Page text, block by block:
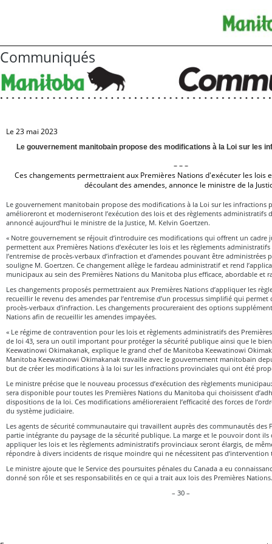
Communiqués
Le 23 mai 2023
Le gouvernement manitobain propose des modifications à la Loi sur les
– – –
Ces changements permettraient aux Premières Nations d'exécuter les lois
découlant des amendes, annonce le ministre de la
Le gouvernement manitobain propose des modifications à la Loi sur les infractions
amélioreront et moderniseront l’exécution des lois et des règlements administratifs
annoncé aujourd’hui le ministre de la Justice, M. Kelvin Goertzen.
« Notre gouvernement se réjouit d’introduire ces modifications qui offrent un cadre
permettent aux Premières Nations d’exécuter les lois et les règlements administratifs
l’entremise de procès-verbaux d’infraction et d’amendes pouvant être administrées
souligne M. Goertzen. Ce changement allège le fardeau administratif et rend
municipaux au sein des Premières Nations du Manitoba plus efficace, abordable et
Les changements proposés permettraient aux Premières Nations d’appliquer les
recueillir le revenu des amendes par l’entremise d’un processus simplifié qui
procès-verbaux d’infraction. Les changements procureraient des options
Nations afin de recueillir les amendes impayées.
« Le régime de contravention pour les lois et règlements administratifs des
de loi 43, sera un outil important pour protéger la sécurité publique ainsi que le
Keewatinowi Okimakanak, explique le grand chef de Manitoba Keewatinowi
Manitoba Keewatinowi Okimakanak travaille avec le gouvernement manitobain
but de créer les modifications à la loi sur les infractions provinciales qui ont été
Le ministre précise que le nouveau processus d’exécution des règlements
sera disponible pour toutes les Premières Nations du Manitoba qui choisissent
dispositions de la loi. Ces modifications amélioreraient l’efficacité des forces de
du système judiciaire.
Les agents de sécurité communautaire qui travaillent auprès des communautés des
partie intégrante du paysage de la sécurité publique. La marge et le pouvoir dont
appliquer les lois et les règlements administratifs provinciaux seront élargis, de
répondre à divers incidents de risque moindre qui ne nécessitent pas d’intervention
Le ministre ajoute que le Service des poursuites pénales du Canada a eu
donné son rôle et ses responsabilités en ce qui a trait aux lois des Premières Nations.
– 30 –